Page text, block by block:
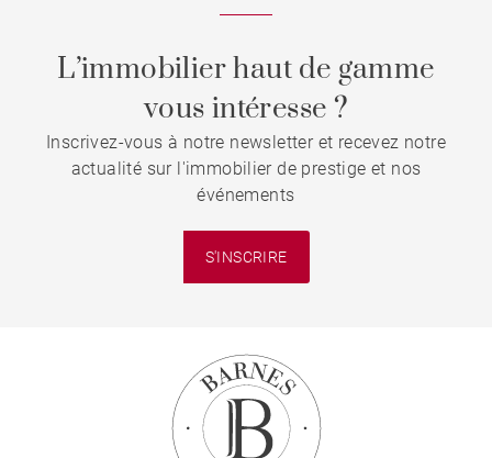
L’immobilier haut de gamme
vous intéresse ?
Inscrivez-vous à notre newsletter et recevez notre
actualité sur l'immobilier de prestige et nos
événements
S'INSCRIRE